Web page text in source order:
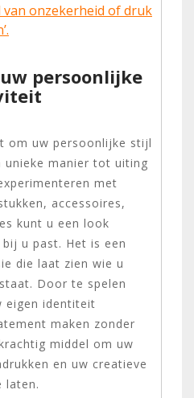
onzekerheid of druk
persoonlijke
om uw persoonlijke stijl
unieke manier tot uiting
met
accessoires,
kunt u een look
u past. Het is een
die laat zien wie u
Door te spelen
eigen identiteit
maken zonder
middel om uw
en uw creatieve
laten.